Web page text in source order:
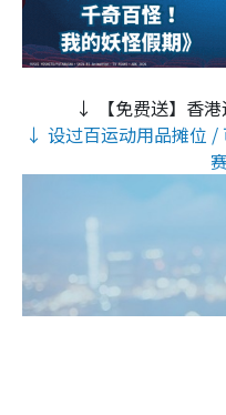
↓ 【免费送】香
↓ 设过百运动用品摊位 /